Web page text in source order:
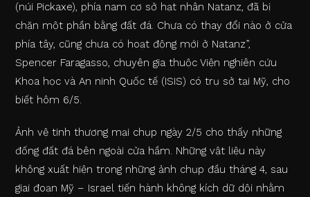
(núi Pickaxe), phía nam cơ sở hạt nhân Natanz, đã bị
chặn một phần bằng đất đá. Chưa có thay đổi nào ở cửa
phía tây, cũng chưa có hoạt động mới ở Natanz”,
Spencer Faragasso, chuyên gia thuộc Viện nghiên cứu
Khoa học và An ninh Quốc tế (ISIS) có trụ sở tại Mỹ, cho
biết hôm 6/5.
Ảnh vệ tinh thương mại chụp ngày 2/5 cho thấy những
đống đất đá bên ngoài cửa hầm. Những vật liệu này
không xuất hiện trong những ảnh chụp đầu tháng 4, sau
giai đoạn Mỹ – Israel tiến hành không kích dữ dội nhằm